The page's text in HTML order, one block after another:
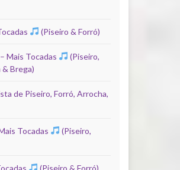
(Piseiro & Forró)
Mais Tocadas
(Piseiro,
Brega)
de Piseiro, Forró, Arrocha,
Tocadas
(Piseiro,
(Piseiro & Forró)